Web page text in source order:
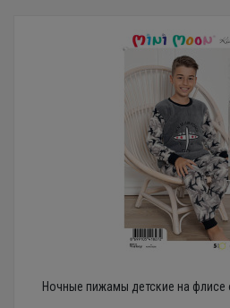
Ночные пижамы детские на флисе